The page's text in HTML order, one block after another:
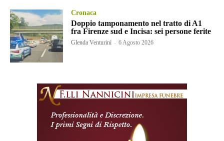
Cronaca
Doppio tamponamento nel tratto di A1
fra Firenze sud e Incisa: sei persone ferite
Glenda Venturini - 6 Agosto 2026